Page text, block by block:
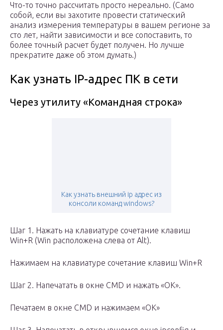
Что-то точно рассчитать просто нереально. (Само
собой, если вы захотите провести статический
анализ измерения температуры в вашем регионе за
сто лет, найти зависимости и все сопоставить, то
более точный расчет будет получен. Но лучше
прекратите даже об этом думать.)
Как узнать IP-адрес ПК в сети
Через утилиту «Командная строка»
Как узнать внешний ip адрес из
консоли команд windows?
Шаг 1. Нажать на клавиатуре сочетание клавиш
Win+R (Win расположена слева от Alt).
Нажимаем на клавиатуре сочетание клавиш Win+R
Шаг 2. Напечатать в окне CMD и нажать «ОК».
Печатаем в окне CMD и нажимаем «ОК»